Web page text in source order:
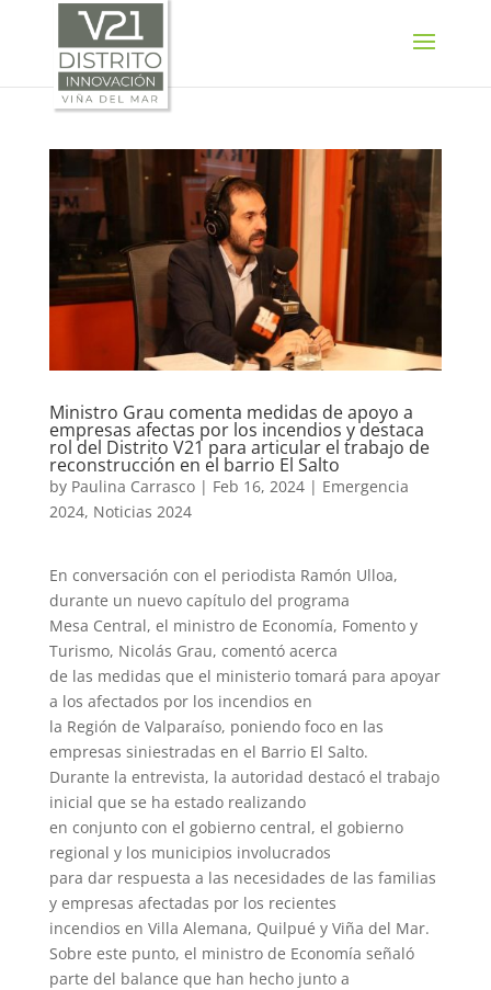
Ministro Grau comenta medidas de apoyo a
empresas afectas por los incendios y destaca
rol del Distrito V21 para articular el trabajo de
reconstrucción en el barrio El Salto
by Paulina Carrasco| Feb 16, 2024| Emergencia
2024, Noticias 2024
En conversación con el periodista Ramón Ulloa,
durante un nuevo capítulo del programa
Mesa Central, el ministro de Economía, Fomento y
Turismo, Nicolás Grau, comentó acerca
de las medidas que el ministerio tomará para apoyar
a los afectados por los incendios en
la Región de Valparaíso, poniendo foco en las
empresas siniestradas en el Barrio El Salto.
Durante la entrevista, la autoridad destacó el trabajo
inicial que se ha estado realizando
en conjunto con el gobierno central, el gobierno
regional y los municipios involucrados
para dar respuesta a las necesidades de las familias
y empresas afectadas por los recientes
incendios en Villa Alemana, Quilpué y Viña del Mar.
Sobre este punto, el ministro de Economía señaló
parte del balance que han hecho junto a
SELECT LANGUAGE ▼